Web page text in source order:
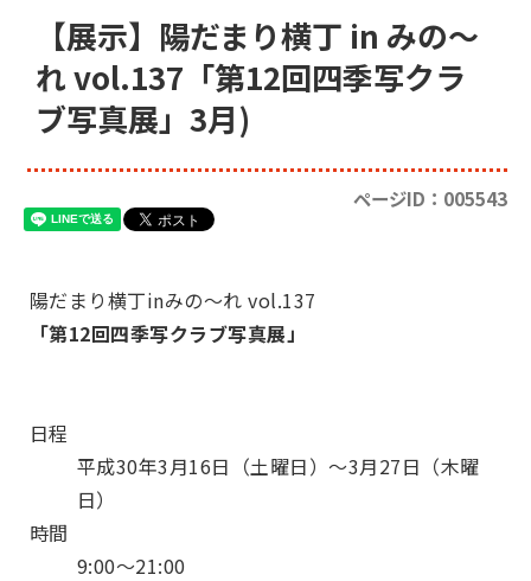
【展示】陽だまり横丁 in みの～
れ vol.137「第12回四季写クラ
ブ写真展」3月)
ページID：005543
陽だまり横丁inみの～れ vol.137
「第12回四季写クラブ写真展」
日程
平成30年3月16日（土曜日）～3月27日（木曜
日）
時間
9:00～21:00